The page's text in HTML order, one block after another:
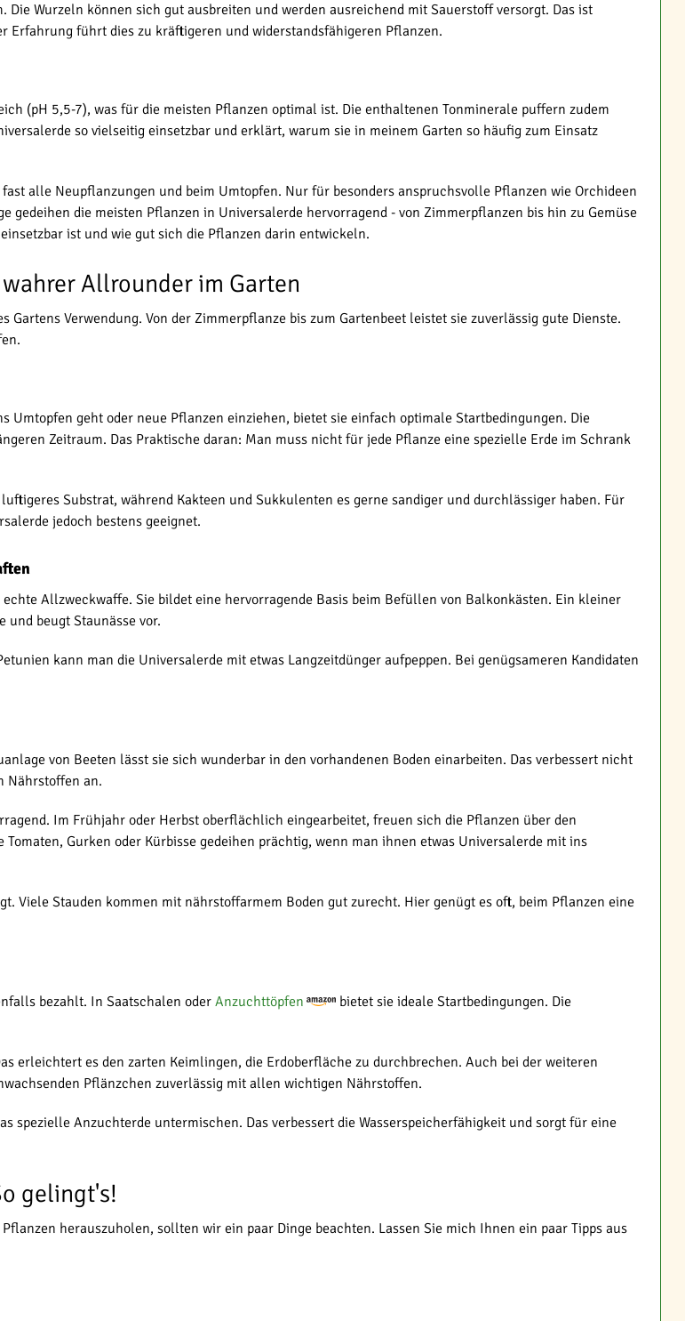
Wurzeln können sich gut ausbreiten und werden ausreichend mit Sauerstoff versorgt. Das ist
Erfahrung führt dies zu kräftigeren und widerstandsfähigeren Pflanzen.
(pH 5,5-7), was für die meisten Pflanzen optimal ist. Die enthaltenen Tonminerale puffern zudem
so vielseitig einsetzbar und erklärt, warum sie in meinem Garten so häufig zum Einsatz
alle Neupflanzungen und beim Umtopfen. Nur für besonders anspruchsvolle Pflanzen wie Orchideen
die meisten Pflanzen in Universalerde hervorragend - von Zimmerpflanzen bis hin zu Gemüse
ist und wie gut sich die Pflanzen darin entwickeln.
Allrounder im Garten
Verwendung. Von der Zimmerpflanze bis zum Gartenbeet leistet sie zuverlässig gute Dienste.
Umtopfen geht oder neue Pflanzen einziehen, bietet sie einfach optimale Startbedingungen. Die
Zeitraum. Das Praktische daran: Man muss nicht für jede Pflanze eine spezielle Erde im Schrank
Substrat, während Kakteen und Sukkulenten es gerne sandiger und durchlässiger haben. Für
jedoch bestens geeignet.
Allzweckwaffe. Sie bildet eine hervorragende Basis beim Befüllen von Balkonkästen. Ein kleiner
und beugt Staunässe vor.
kann man die Universalerde mit etwas Langzeitdünger aufpeppen. Bei genügsameren Kandidaten
von Beeten lässt sie sich wunderbar in den vorhandenen Boden einarbeiten. Das verbessert nicht
Nährstoffen an.
Im Frühjahr oder Herbst oberflächlich eingearbeitet, freuen sich die Pflanzen über den
Gurken oder Kürbisse gedeihen prächtig, wenn man ihnen etwas Universalerde mit ins
Viele Stauden kommen mit nährstoffarmem Boden gut zurecht. Hier genügt es oft, beim Pflanzen eine
bezahlt. In Saatschalen oder Anzuchttöpfen
bietet sie ideale Startbedingungen. Die
erleichtert es den zarten Keimlingen, die Erdoberfläche zu durchbrechen. Auch bei der weiteren
Pflänzchen zuverlässig mit allen wichtigen Nährstoffen.
spezielle Anzuchterde untermischen. Das verbessert die Wasserspeicherfähigkeit und sorgt für eine
gelingt's!
herauszuholen, sollten wir ein paar Dinge beachten. Lassen Sie mich Ihnen ein paar Tipps aus